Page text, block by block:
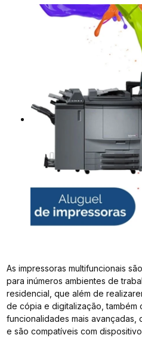
As impressoras multifuncionais
para inúmeros ambientes de
residencial, que além de
de cópia e digitalização, também
funcionalidades mais avançadas,
e são compatíveis com